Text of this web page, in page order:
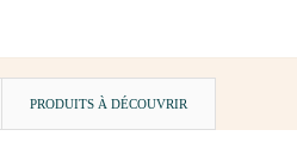
PRODUITS À DÉCOUVRIR